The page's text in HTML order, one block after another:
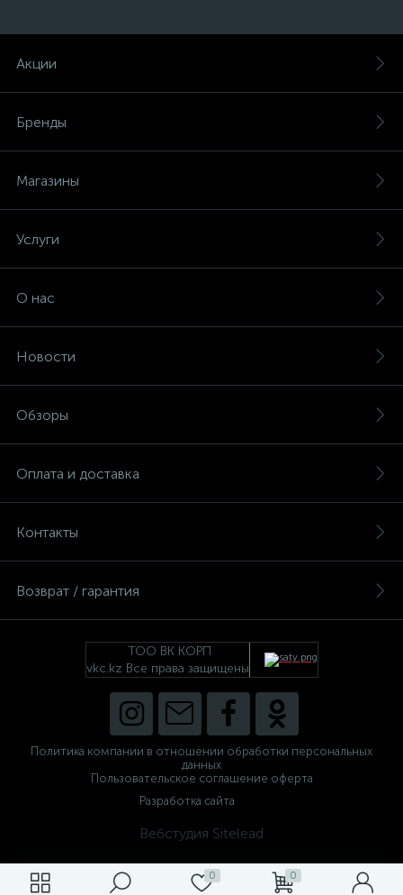
0 0
Акции
Бренды
Магазины
Услуги
О нас
Новости
Обзоры
Оплата и доставка
Контакты
Возврат / гарантия
ТОО ВК КОРП
vkc.kz Все права защищены
Политика компании в отношении обработки персональных
данных
Пользовательское соглашение оферта
Разработка сайта
Вебстудия Sitelead